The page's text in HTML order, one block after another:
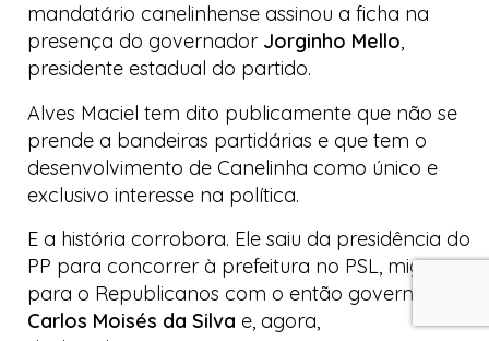
mandatário canelinhense assinou a ficha na
presença do governador Jorginho Mello,
presidente estadual do partido.
Alves Maciel tem dito publicamente que não se
prende a bandeiras partidárias e que tem o
desenvolvimento de Canelinha como único e
exclusivo interesse na política.
E a história corrobora. Ele saiu da presidência do
PP para concorrer à prefeitura no PSL, migrou
para o Republicanos com o então governador
Carlos Moisés da Silva e, agora,